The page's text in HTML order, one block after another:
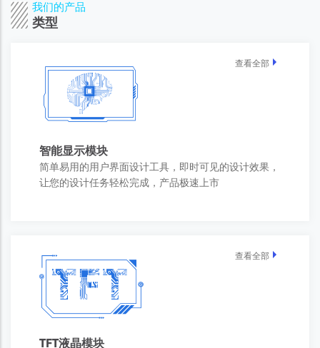
我们的产品
类型
智能显示模块
查看全部
简单易用的用户界面设计工具，即时可见的设计效果，
让您的设计任务轻松完成，产品极速上市
TFT液晶模块
查看全部